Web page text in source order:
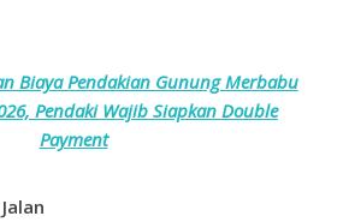
Biaya Pendakian Gunung Merbabu
Pendaki Wajib Siapkan Double
Payment